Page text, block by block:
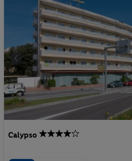
Calypso